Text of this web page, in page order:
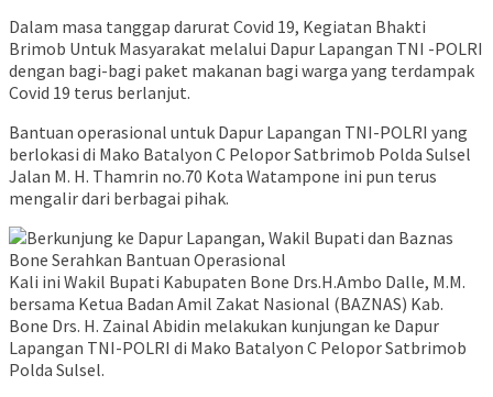
Dalam masa tanggap darurat Covid 19, Kegiatan Bhakti
Brimob Untuk Masyarakat melalui Dapur Lapangan TNI -POLRI
dengan bagi-bagi paket makanan bagi warga yang terdampak
Covid 19 terus berlanjut.
Bantuan operasional untuk Dapur Lapangan TNI-POLRI yang
berlokasi di Mako Batalyon C Pelopor Satbrimob Polda Sulsel
Jalan M. H. Thamrin no.70 Kota Watampone ini pun terus
mengalir dari berbagai pihak.
Kali ini Wakil Bupati Kabupaten Bone Drs.H.Ambo Dalle, M.M.
bersama Ketua Badan Amil Zakat Nasional (BAZNAS) Kab.
Bone Drs. H. Zainal Abidin melakukan kunjungan ke Dapur
Lapangan TNI-POLRI di Mako Batalyon C Pelopor Satbrimob
Polda Sulsel.